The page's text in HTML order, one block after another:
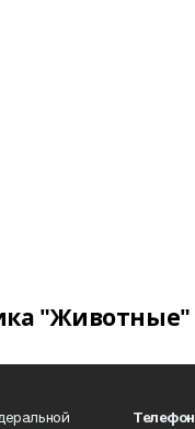
"Животные"
Телефон